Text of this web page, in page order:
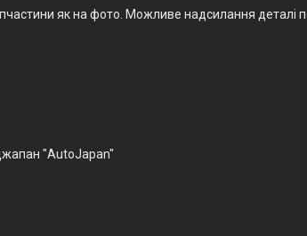
як на фото. Можливе надсилання деталі
"AutoJapan"